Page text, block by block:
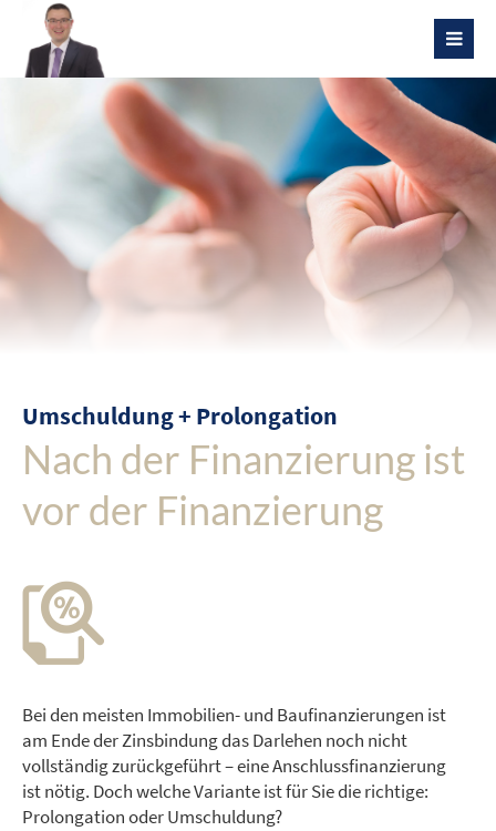
Umschuldung + Prolongation
Nach der Finanzierung ist
vor der Finanzierung
Bei den meisten Immobilien- und Baufinanzierungen ist
am Ende der Zinsbindung das Darlehen noch nicht
vollständig zurückgeführt – eine Anschlussfinanzierung
ist nötig. Doch welche Variante ist für Sie die richtige:
Prolongation oder Umschuldung?